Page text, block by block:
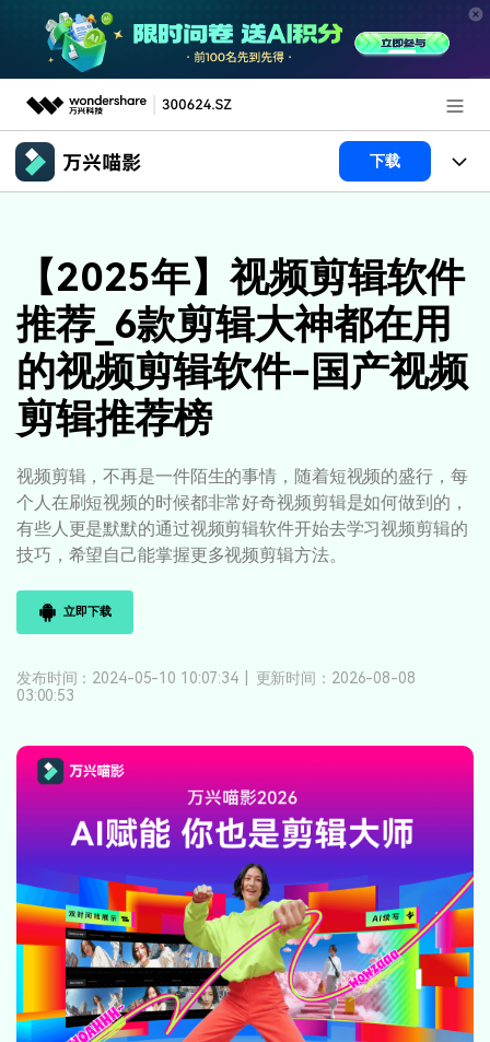
推荐产品
新闻中心
关于万兴
加入我们
帮助中心
客服热线：4000-300624
下载
产品系统
产品功能
AI功能
视频/照片
AI 文本转视频 NEW
AI 图生视频 NEW
AI 视频续写 NEW
声音
文本
解决方案
政企服务
专业创作人群
品牌合作故事
使用教程
文章资讯
其他
帮助中心
产品支持
产品信息
登录 立即购买
【2025年】视频剪辑软件
推荐_6款剪辑大神都在用
的视频剪辑软件-国产视频
剪辑推荐榜
视频剪辑，不再是一件陌生的事情，随着短视频的盛行，每
个人在刷短视频的时候都非常好奇视频剪辑是如何做到的，
有些人更是默默的通过视频剪辑软件开始去学习视频剪辑的
技巧，希望自己能掌握更多视频剪辑方法。
立即下载
发布时间：2024-05-10 10:07:34
更新时间：2026-08-08
03:00:53